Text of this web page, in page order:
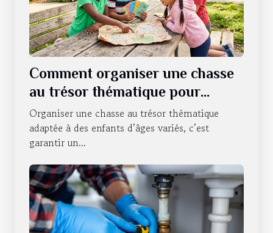
Comment organiser une chasse
au trésor thématique pour
enfants de différents âges ?
Organiser une chasse au trésor thématique
adaptée à des enfants d’âges variés, c’est
garantir un...